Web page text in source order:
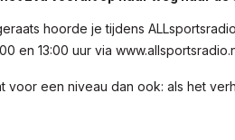
hoorde je tijdens
en 13:00 uur via
voor een niveau dan ook: als het